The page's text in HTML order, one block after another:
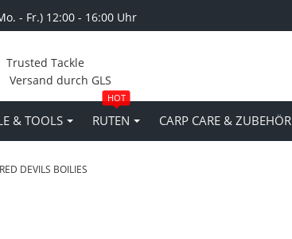
- Fr.) 12:00 - 16:00 Uhr
Trusted Tackle
Versand durch GLS
& TOOLS RUTEN
HOT
CARP CARE & ZUBEHÖR
RED DEVILS BOILIES